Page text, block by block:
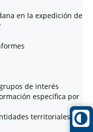
en la expedición de
de interés
específica por
territoriales